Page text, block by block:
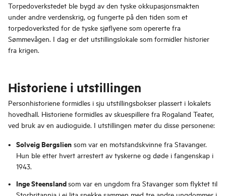
Torpedoverkstedet ble bygd av den tyske okkupasjonsmakten
under andre verdenskrig, og fungerte på den tiden som et
torpedoverksted for de tyske sjøflyene som opererte fra
Sømmevågen. I dag er det utstillingslokale som formidler historier
fra krigen.
Historiene i utstillingen
Personhistoriene formidles i sju utstillingsbokser plassert i lokalets
hovedhall. Historiene formidles av skuespillere fra Rogaland Teater,
ved bruk av en audioguide. I utstillingen møter du disse personene:
Solveig Bergslien som var en motstandskvinne fra Stavanger.
Hun ble etter hvert arrestert av tyskerne og døde i fangenskap i
1943.
Inge Steenslandsom var en ungdom fra Stavanger som flyktet til